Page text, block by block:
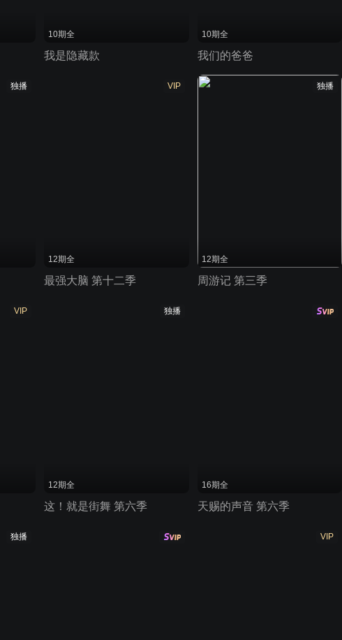
10期全
我是隐藏款
10期全
我们的爸爸
独播 VIP
12期全
最强大脑 第十二季
独播
12期全
周游记 第三季
VIP 独播
12期全
这！就是街舞 第六季
16期全
天赐的声音 第六季
独播 VIP